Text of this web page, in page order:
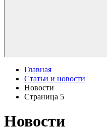
Главная
Статьи и новости
Новости
Страница 5
Новости